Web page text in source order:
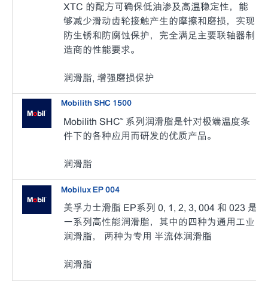
XTC 的配方可确保低油渗及高温稳定性，能
够减少滑动齿轮接触产生的摩擦和磨损，实现
防生锈和防腐蚀保护，完全满足主要联轴器制
造商的性能要求。
润滑脂, 增强磨损保护
Mobilith SHC 1500
Mobilith SHC™ 系列润滑脂是针对极端温度条
件下的各种应用而研发的优质产品。
润滑脂
Mobilux EP 004
美孚力士滑脂 EP系列 0, 1, 2, 3, 004 和 023 是
一系列高性能润滑脂，其中的四种为通用工业
润滑脂， 两种为专用 半流体润滑脂
润滑脂